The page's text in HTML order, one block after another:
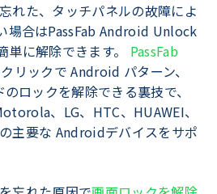
れた、タッチパネルの故障によ
場合はPassFab Android Unlock
に解除できます。
PassFab
リックで Android パターン、
ロックを解除できる裏技で、
、LG、HTC、HUAWEI、
主要な Androidデバイスをサポ